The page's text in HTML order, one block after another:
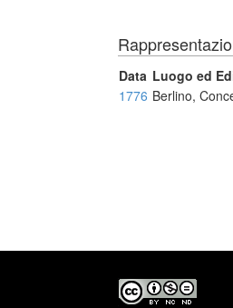
Data Luogo ed
1776 Berlino,